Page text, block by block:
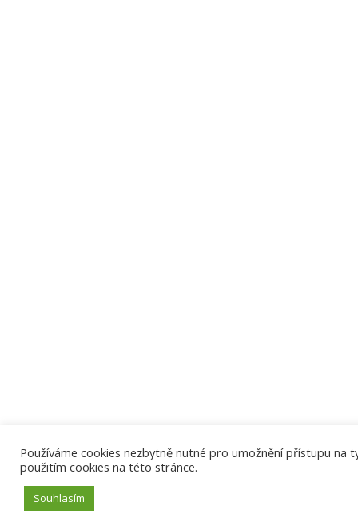
Používáme cookies nezbytně nutné pro umožnění přístupu na
použitím cookies na této stránce.
Souhlasím